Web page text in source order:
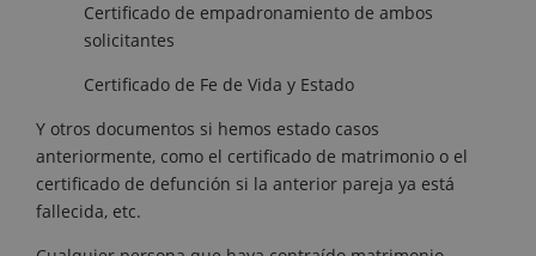
Certificado de empadronamiento de ambos
solicitantes
Certificado de Fe de Vida y Estado
Y otros documentos si hemos estado casos
anteriormente, como el certificado de matrimonio o el
certificado de defunción si la anterior pareja ya está
fallecida, etc.